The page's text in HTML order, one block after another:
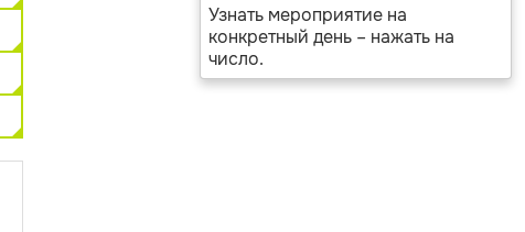
Узнать мероприятие на
конкретный день – нажать на
число.